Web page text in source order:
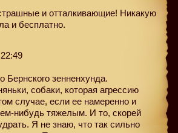
и отталкивающие! Никакую
и бесплатно.
Бернского зенненхунда.
собаки, которая агрессию
случае, если ее намеренно и
нибудь тяжелым. И то, скорей
Я не знаю, что так сильно